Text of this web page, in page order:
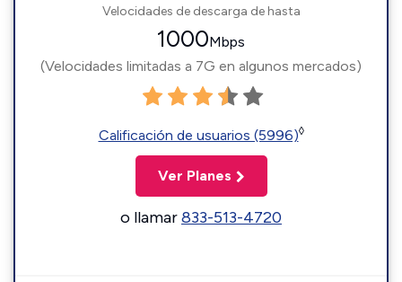
Velocidades de descarga de hasta
1000Mbps
(Velocidades limitadas a 7G en algunos mercados)
Calificación de usuarios (5996)◊
Ver Planes
o llamar833-513-4720